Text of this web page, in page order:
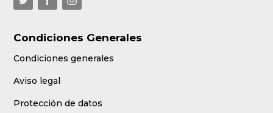
Condiciones Generales
Condiciones generales
Aviso legal
Protección de datos